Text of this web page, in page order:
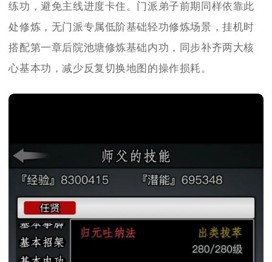
练功，避免主线进度卡住。门派弟子前期同样依靠此
处修炼，无门派专属低阶基础轻功修炼场景，挂机时
搭配第一章后院池塘修炼基础内功，同步补齐两大核
心基本功，减少反复切换地图的操作损耗。